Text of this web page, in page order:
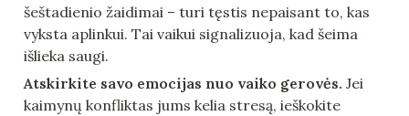
šeštadienio žaidimai – turi tęstis nepaisant to, kas
vyksta aplinkui. Tai vaikui signalizuoja, kad šeima
išlieka saugi.
Atskirkite savo emocijas nuo vaiko gerovės. Jei
kaimynų konfliktas jums kelia stresą, ieškokite